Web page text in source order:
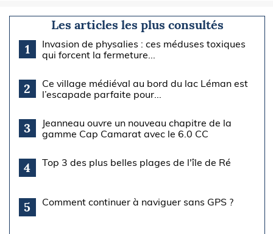
Les articles les plus consultés
1
Invasion de physalies : ces méduses toxiques
qui forcent la fermeture...
2
Ce village médiéval au bord du lac Léman est
l’escapade parfaite pour...
3
Jeanneau ouvre un nouveau chapitre de la
gamme Cap Camarat avec le 6.0 CC
4 Top 3 des plus belles plages de l'île de Ré
5 Comment continuer à naviguer sans GPS ?